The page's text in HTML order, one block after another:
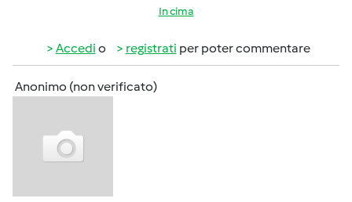
In cima
Accedi o registrati per poter commentare
Anonimo (non verificato)